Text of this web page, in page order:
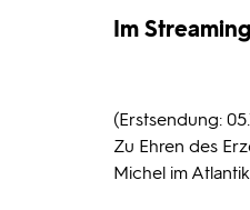
Im
(Erstsendung:
Zu Ehren des
Michel im